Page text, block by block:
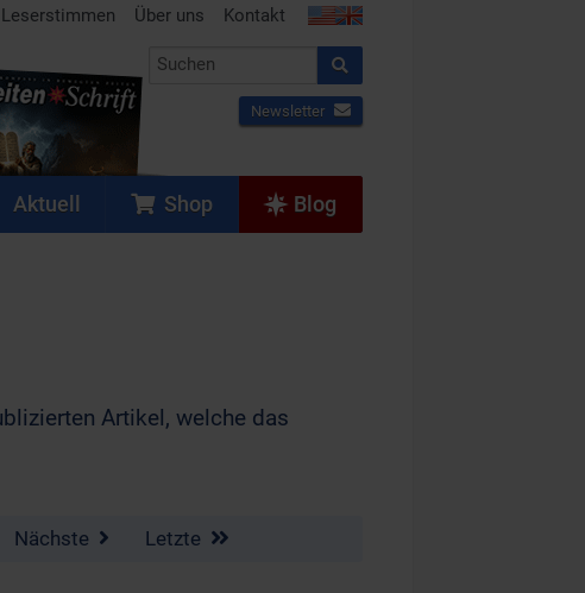
Leserstimmen Über uns Kontakt
Newsletter
Aktuell Shop Blog
Artikel, welche das
Nächste Letzte